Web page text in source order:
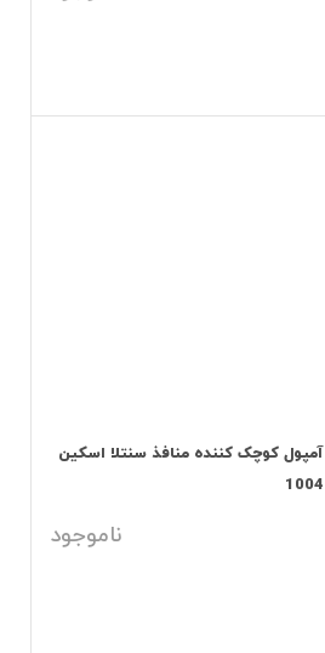
آمپول کوچک کننده منافذ سنتلا اسکین
1004
ناموجود